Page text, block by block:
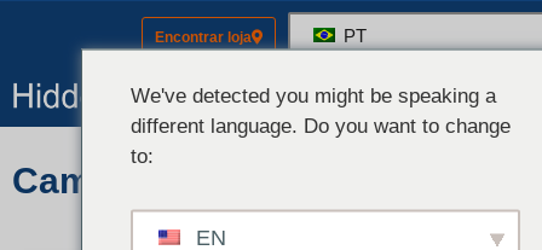
Encontrar loja PT
Cama de casal + mesa
We've detected you might be speaking a
different language. Do you want to change
to:
EN